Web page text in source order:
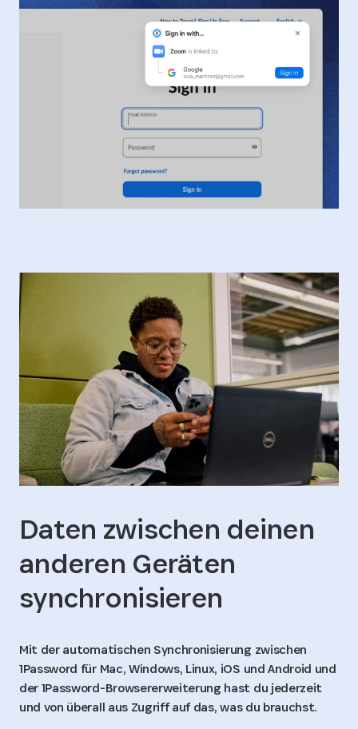
Daten zwischen deinen
anderen Geräten
synchronisieren
Mit der automatischen Synchronisierung zwischen
1Password für Mac, Windows, Linux, iOS und Android und
der 1Password-Browsererweiterung hast du jederzeit
und von überall aus Zugriff auf das, was du brauchst.